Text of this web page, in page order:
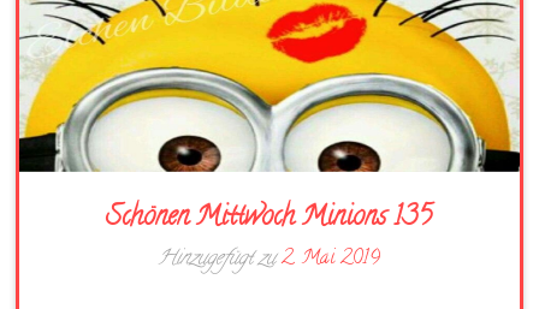
Schönen Mittwoch Minions 135
Hinzugefügt zu2. Mai 2019